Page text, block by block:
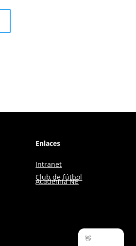
Enlaces
Intranet
Club de fútbol
Academia NE
👋